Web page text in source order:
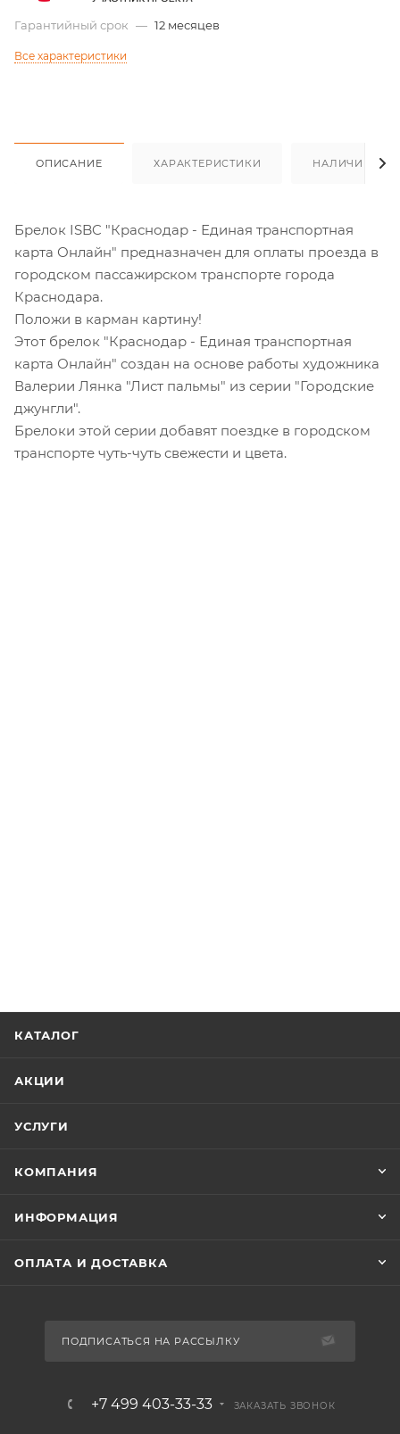
Гарантийный срок — 12 месяцев
Все характеристики
ОПИСАНИЕ ХАРАКТЕРИСТИКИ НАЛИЧИЕ
Брелок ISBC "Краснодар - Единая транспортная
карта Онлайн" предназначен для оплаты проезда в
городском пассажирском транспорте города
Краснодара.
Положи в карман картину!
Этот брелок "Краснодар - Единая транспортная
карта Онлайн" создан на основе работы художника
Валерии Лянка "Лист пальмы" из серии "Городские
джунгли".
Брелоки этой серии добавят поездке в городском
транспорте чуть-чуть свежести и цвета.
КАТАЛОГ
АКЦИИ
УСЛУГИ
КОМПАНИЯ
ИНФОРМАЦИЯ
ОПЛАТА И ДОСТАВКА
ПОДПИСАТЬСЯ НА РАССЫЛКУ
+7 499 403-33-33 ЗАКАЗАТЬ ЗВОНОК